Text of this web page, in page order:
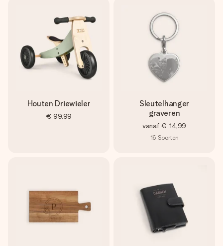
Houten Driewieler
€ 99,99
Sleutelhanger
graveren
vanaf € 14,99
16 Soorten